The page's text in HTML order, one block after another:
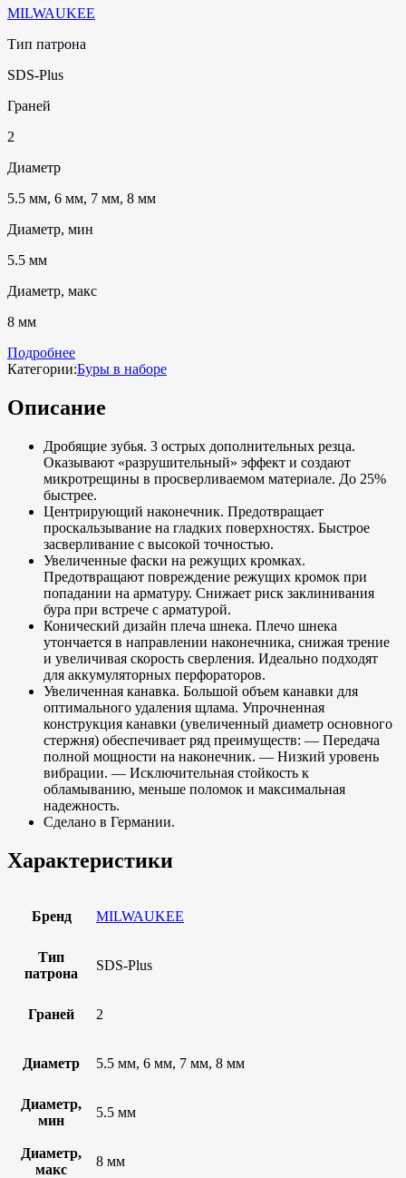
MILWAUKEE
Тип патрона
SDS-Plus
Граней
2
Диаметр
5.5 мм, 6 мм, 7 мм, 8 мм
Диаметр, мин
5.5 мм
Диаметр, макс
8 мм
Подробнее
Категории:Буры в наборе
Описание
Дробящие зубья. 3 острых дополнительных резца.
Оказывают «разрушительный» эффект и создают
микротрещины в просверливаемом материале. До 25%
быстрее.
Центрирующий наконечник. Предотвращает
проскальзывание на гладких поверхностях. Быстрое
засверливание с высокой точностью.
Увеличенные фаски на режущих кромках.
Предотвращают повреждение режущих кромок при
попадании на арматуру. Снижает риск заклинивания
бура при встрече с арматурой.
Конический дизайн плеча шнека. Плечо шнека
утончается в направлении наконечника, снижая трение
и увеличивая скорость сверления. Идеально подходят
для аккумуляторных перфораторов.
Увеличенная канавка. Большой объем канавки для
оптимального удаления щлама. Упрочненная
конструкция канавки (увеличенный диаметр основного
стержня) обеспечивает ряд преимуществ: — Передача
полной мощности на наконечник. — Низкий уровень
вибрации. — Исключительная стойкость к
обламыванию, меньше поломок и максимальная
надежность.
Сделано в Германии.
Характеристики
Бренд MILWAUKEE
Тип
патрона
SDS-Plus
Граней 2
Диаметр 5.5 мм, 6 мм, 7 мм, 8 мм
Диаметр,
мин
5.5 мм
Диаметр,
макс
8 мм